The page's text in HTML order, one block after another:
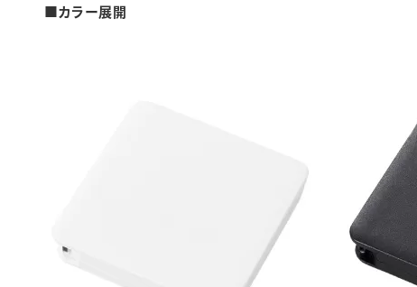
■カラー展開